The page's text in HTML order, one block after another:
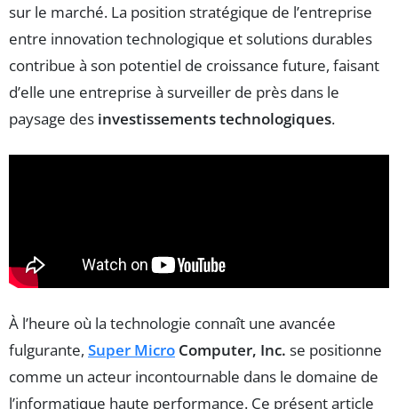
sur le marché. La position stratégique de l’entreprise
entre innovation technologique et solutions durables
contribue à son potentiel de croissance future, faisant
d’elle une entreprise à surveiller de près dans le
paysage des investissements technologiques.
À l’heure où la technologie connaît une avancée
fulgurante, Super Micro Computer, Inc. se positionne
comme un acteur incontournable dans le domaine de
l’informatique haute performance. Ce présent article